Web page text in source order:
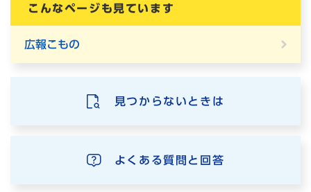
こんなページも見ています
広報こもの
見つからないときは
よくある質問と回答